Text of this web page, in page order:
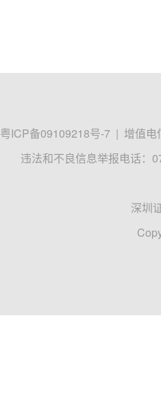
粤ICP备09109218号-7 | 增值电
违法和不良信息举报电话：
深圳